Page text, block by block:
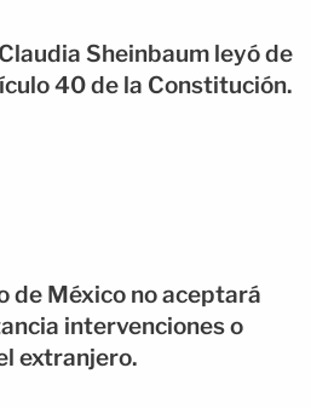
Sheinbaum leyó de
40 de la Constitución.
de México no aceptará
intervenciones o
extranjero.